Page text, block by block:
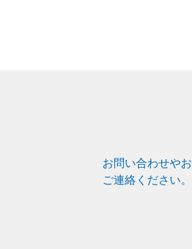
お問い合わせや
ご連絡ください。